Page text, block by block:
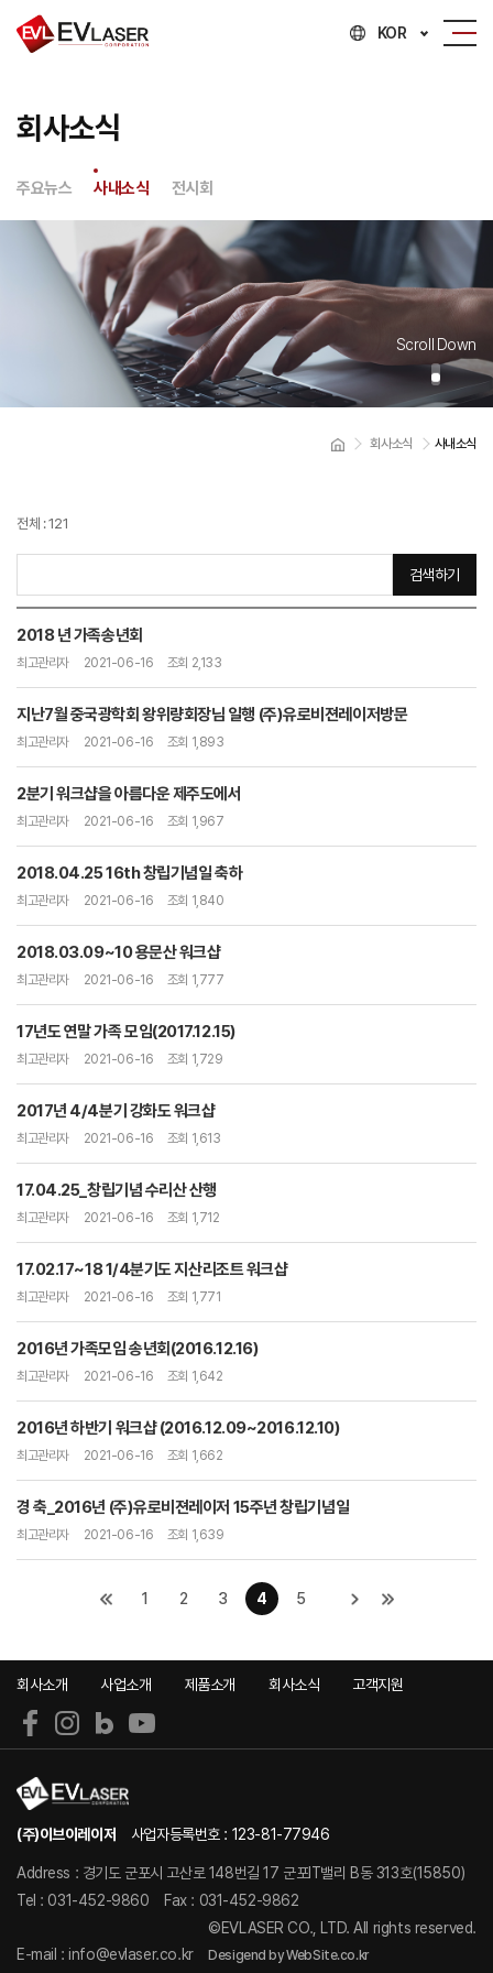
KOR
회사소식
주요뉴스 사내소식 전시회
Scroll Down
회사소식 사내소식
사내소식
전체 : 121
검색하기
2018 년 가족송년회
최고관리자 2021-06-16 조회 2,133
지난7월 중국광학회 왕위량회장님 일행 (주)유로비젼레이저방문
최고관리자 2021-06-16 조회 1,893
2분기 워크샵을 아름다운 제주도에서
최고관리자 2021-06-16 조회 1,967
2018.04.25 16th 창립기념일 축하
최고관리자 2021-06-16 조회 1,840
2018.03.09~10 용문산 워크샵
최고관리자 2021-06-16 조회 1,777
17년도 연말 가족 모임(2017.12.15)
최고관리자 2021-06-16 조회 1,729
2017년 4/4분기 강화도 워크샵
최고관리자 2021-06-16 조회 1,613
17.04.25_창립기념 수리산 산행
최고관리자 2021-06-16 조회 1,712
17.02.17~18 1/4분기도 지산리조트 워크샵
최고관리자 2021-06-16 조회 1,771
2016년 가족모임 송년회(2016.12.16)
최고관리자 2021-06-16 조회 1,642
2016년 하반기 워크샵 (2016.12.09~2016.12.10)
최고관리자 2021-06-16 조회 1,662
경 축_2016년 (주)유로비젼레이저 15주년 창립기념일
최고관리자 2021-06-16 조회 1,639
1 2 3 4 5
회사소개 사업소개 제품소개 회사소식 고객지원
(주)이브이레이저 사업자등록번호 : 123-81-77946
Address : 경기도 군포시 고산로 148번길 17 군포IT밸리 B동 313호(15850)
Tel : 031-452-9860
Fax : 031-452-9862
E-mail : info@evlaser.co.kr
©EVLASER CO., LTD. All rights reserved.
Desigend by WebSite.co.kr